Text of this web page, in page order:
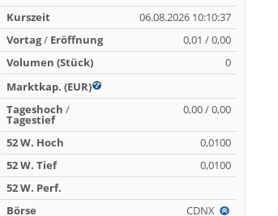
Kurszeit
06.08.2026 10:10:37
Vortag/ Eröffnung
0,01 / 0,00
Volumen (Stück)
0
Marktkap. (EUR)
Tageshoch /
Tagestief
0,00 / 0,00
52 W. Hoch
0,0100
52 W. Tief
0,0100
52 W. Perf.
Börse
CDNX